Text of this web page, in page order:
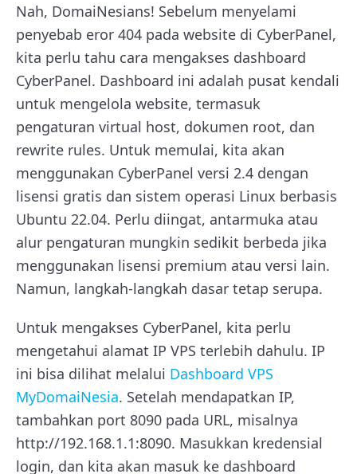
Nah, DomaiNesians! Sebelum menyelami
penyebab eror 404 pada website di CyberPanel,
kita perlu tahu cara mengakses dashboard
CyberPanel. Dashboard ini adalah pusat kendali
untuk mengelola website, termasuk
pengaturan virtual host, dokumen root, dan
rewrite rules. Untuk memulai, kita akan
menggunakan CyberPanel versi 2.4 dengan
lisensi gratis dan sistem operasi Linux berbasis
Ubuntu 22.04. Perlu diingat, antarmuka atau
alur pengaturan mungkin sedikit berbeda jika
menggunakan lisensi premium atau versi lain.
Namun, langkah-langkah dasar tetap serupa.
Untuk mengakses CyberPanel, kita perlu
mengetahui alamat IP VPS terlebih dahulu. IP
ini bisa dilihat melalui Dashboard VPS
MyDomaiNesia. Setelah mendapatkan IP,
tambahkan port 8090 pada URL, misalnya
http://192.168.1.1:8090. Masukkan kredensial
login, dan kita akan masuk ke dashboard